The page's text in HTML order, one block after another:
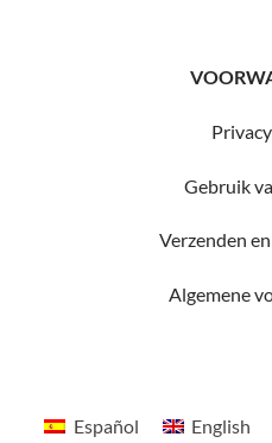
Gebruik
Verzenden
Algemene
Español English